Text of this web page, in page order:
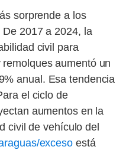
sorprende a los
De 2017 a 2024, la
civil para
aumentó un
anual. Esa tendencia
el ciclo de
aumentos en la
civil de vehículo del
excesoestá